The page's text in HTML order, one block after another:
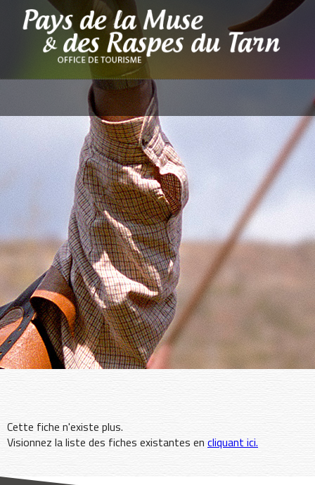
Cette fiche n'existe plus.
Visionnez la liste des fiches existantes en cliquant ici.